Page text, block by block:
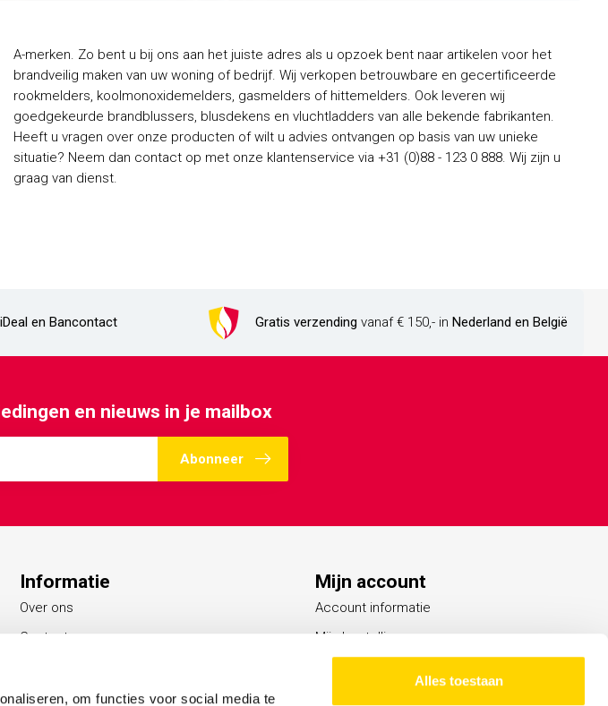
om functies voor social media te
Alles toestaan
A-merken. Zo bent u bij ons aan het juiste adres als u opzoek bent naar artikelen voor het
brandveilig maken van uw woning of bedrijf. Wij verkopen betrouwbare en gecertificeerde
rookmelders, koolmonoxidemelders, gasmelders of hittemelders. Ook leveren wij
goedgekeurde brandblussers, blusdekens en vluchtladders van alle bekende fabrikanten.
Heeft u vragen over onze producten of wilt u advies ontvangen op basis van uw unieke
situatie? Neem dan contact op met onze klantenservice via +31 (0)88 - 123 0 888. Wij zijn u
graag van dienst.
iDeal en Bancontact Gratis verzending vanaf € 150,- in Nederland en België
en nieuws in je mailbox
Abonneer
Informatie
Over ons
Contact
Mijn account
Account informatie
Mijn bestellingen